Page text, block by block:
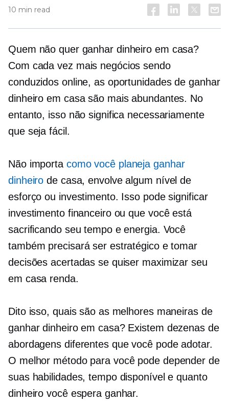
10 min read
Quem não quer ganhar dinheiro em casa?
Com cada vez mais negócios sendo
conduzidos online, as oportunidades de ganhar
dinheiro em casa são mais abundantes. No
entanto, isso não significa necessariamente
que seja fácil.
Não importa como você planeja ganhar
dinheiro de casa, envolve algum nível de
esforço ou investimento. Isso pode significar
investimento financeiro ou que você está
sacrificando seu tempo e energia. Você
também precisará ser estratégico e tomar
decisões acertadas se quiser maximizar seu
em casa renda.
Dito isso, quais são as melhores maneiras de
ganhar dinheiro em casa? Existem dezenas de
abordagens diferentes que você pode adotar.
O melhor método para você pode depender de
suas habilidades, tempo disponível e quanto
dinheiro você espera ganhar.